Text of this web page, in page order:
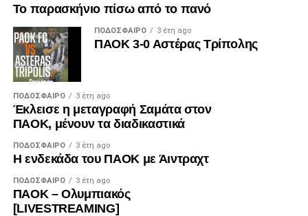
Το παρασκήνιο πίσω από το πανό
ΠΟΔΌΣΦΑΙΡΟ 3 έτη ago
ΠΑΟΚ 3-0 Αστέρας Τρίπολης
ΠΟΔΌΣΦΑΙΡΟ 3 έτη ago
Έκλεισε η μεταγραφή Σαμάτα στον
ΠΑΟΚ, μένουν τα διαδικαστικά
ΠΟΔΌΣΦΑΙΡΟ 3 έτη ago
Η ενδεκάδα του ΠΑΟΚ με Άιντραχτ
ΠΟΔΌΣΦΑΙΡΟ 3 έτη ago
ΠΑΟΚ – Ολυμπιακός
[LIVESTREAMING]